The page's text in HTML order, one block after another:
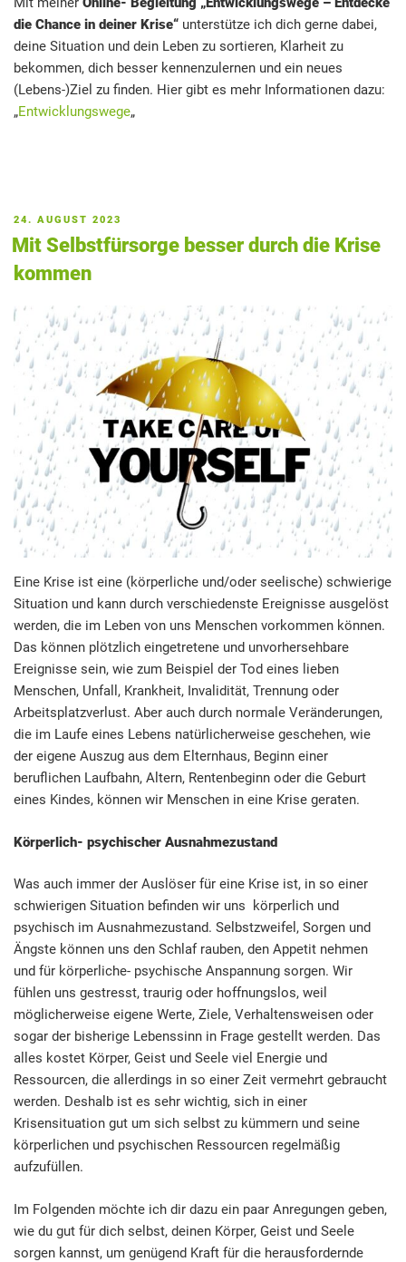
die Chance in deiner Krise“ unterstütze ich dich gerne dabei,
deine Situation und dein Leben zu sortieren, Klarheit zu
bekommen, dich besser kennenzulernen und ein neues
(Lebens-)Ziel zu finden. Hier gibt es mehr Informationen dazu:
„Entwicklungswege„
VERÖFFENTLICHT
AM
24. AUGUST 2023
Mit Selbstfürsorge besser durch die Krise
kommen
Eine Krise ist eine (körperliche und/oder seelische) schwierige
Situation und kann durch verschiedenste Ereignisse ausgelöst
werden, die im Leben von uns Menschen vorkommen können.
Das können plötzlich eingetretene und unvorhersehbare
Ereignisse sein, wie zum Beispiel der Tod eines lieben
Menschen, Unfall, Krankheit, Invalidität, Trennung oder
Arbeitsplatzverlust. Aber auch durch normale Veränderungen,
die im Laufe eines Lebens natürlicherweise geschehen, wie
der eigene Auszug aus dem Elternhaus, Beginn einer
beruflichen Laufbahn, Altern, Rentenbeginn oder die Geburt
eines Kindes, können wir Menschen in eine Krise geraten.
Körperlich- psychischer Ausnahmezustand
Was auch immer der Auslöser für eine Krise ist, in so einer
schwierigen Situation befinden wir uns körperlich und
psychisch im Ausnahmezustand. Selbstzweifel, Sorgen und
Ängste können uns den Schlaf rauben, den Appetit nehmen
und für körperliche- psychische Anspannung sorgen. Wir
fühlen uns gestresst, traurig oder hoffnungslos, weil
möglicherweise eigene Werte, Ziele, Verhaltensweisen oder
sogar der bisherige Lebenssinn in Frage gestellt werden. Das
alles kostet Körper, Geist und Seele viel Energie und
Ressourcen, die allerdings in so einer Zeit vermehrt gebraucht
werden. Deshalb ist es sehr wichtig, sich in einer
Krisensituation gut um sich selbst zu kümmern und seine
körperlichen und psychischen Ressourcen regelmäßig
aufzufüllen.
Im Folgenden möchte ich dir dazu ein paar Anregungen geben,
wie du gut für dich selbst, deinen Körper, Geist und Seele
sorgen kannst, um genügend Kraft für die herausfordernde